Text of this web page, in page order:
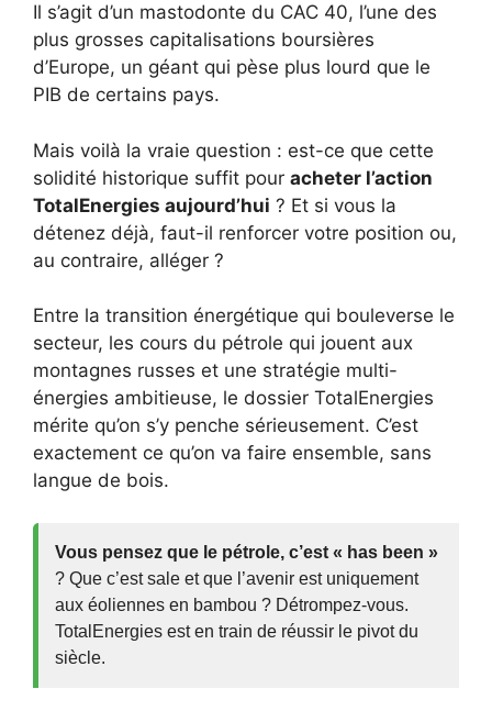
Il s’agit d’un mastodonte du CAC 40, l’une des
plus grosses capitalisations boursières
d’Europe, un géant qui pèse plus lourd que le
PIB de certains pays.
Mais voilà la vraie question : est-ce que cette
solidité historique suffit pour acheter l’action
TotalEnergies aujourd’hui ? Et si vous la
détenez déjà, faut-il renforcer votre position ou,
au contraire, alléger ?
Entre la transition énergétique qui bouleverse le
secteur, les cours du pétrole qui jouent aux
montagnes russes et une stratégie multi-
énergies ambitieuse, le dossier TotalEnergies
mérite qu’on s’y penche sérieusement. C’est
exactement ce qu’on va faire ensemble, sans
langue de bois.
Vous pensez que le pétrole, c’est « has been »
? Que c’est sale et que l’avenir est uniquement
aux éoliennes en bambou ? Détrompez-vous.
TotalEnergies est en train de réussir le pivot du
siècle.